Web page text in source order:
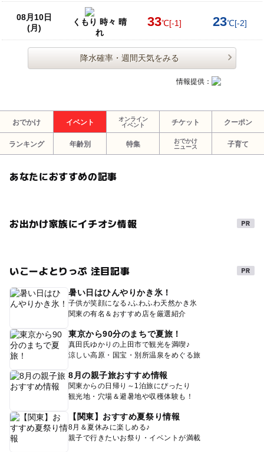
08月10日
(月)
くもり 時々 晴
れ
33℃[-1] 23℃[-2]
降水確率・週間天気をみる
情報提供：
おでかけ イベント
オンライン
イベント
チケット クーポン
ランキング 年齢別 特集
おでかけ
ニュース
子育て
あなたにおすすめの記事
お出かけ家族にイチオシ情報
いこーよとりっぷ 注目記事
暑い日はひんやりかき氷！
子供が笑顔になる♪ふわふわ天然かき氷
関東の有名＆おすすめ店を厳選紹介
東京から90分のまちで夏旅！
真田氏ゆかりの上田市で観光を満喫♪
涼しい高原・国宝・別所温泉をめぐる旅
8月の親子旅おすすめ情報
関東からの日帰り～1泊旅にぴったり
観光地・穴場＆避暑地や収穫体験も！
【関東】おすすめ夏祭り情報
8月＆夏休みに楽しめる♪
親子で行きたいお祭り・イベントが満載